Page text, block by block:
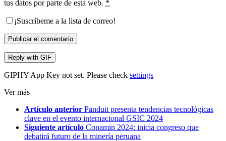
tus datos por parte de esta web. *
¡Suscríbeme a la lista de correo!
Publicar el comentario
Reply with GIF
GIPHY App Key not set. Please check settings
Ver más
Artículo anterior Panduit presenta tendencias tecnológicas
clave en el evento internacional GSIC 2024
Siguiente artículo Conamin 2024: inicia congreso que
debatirá futuro de la minería peruana